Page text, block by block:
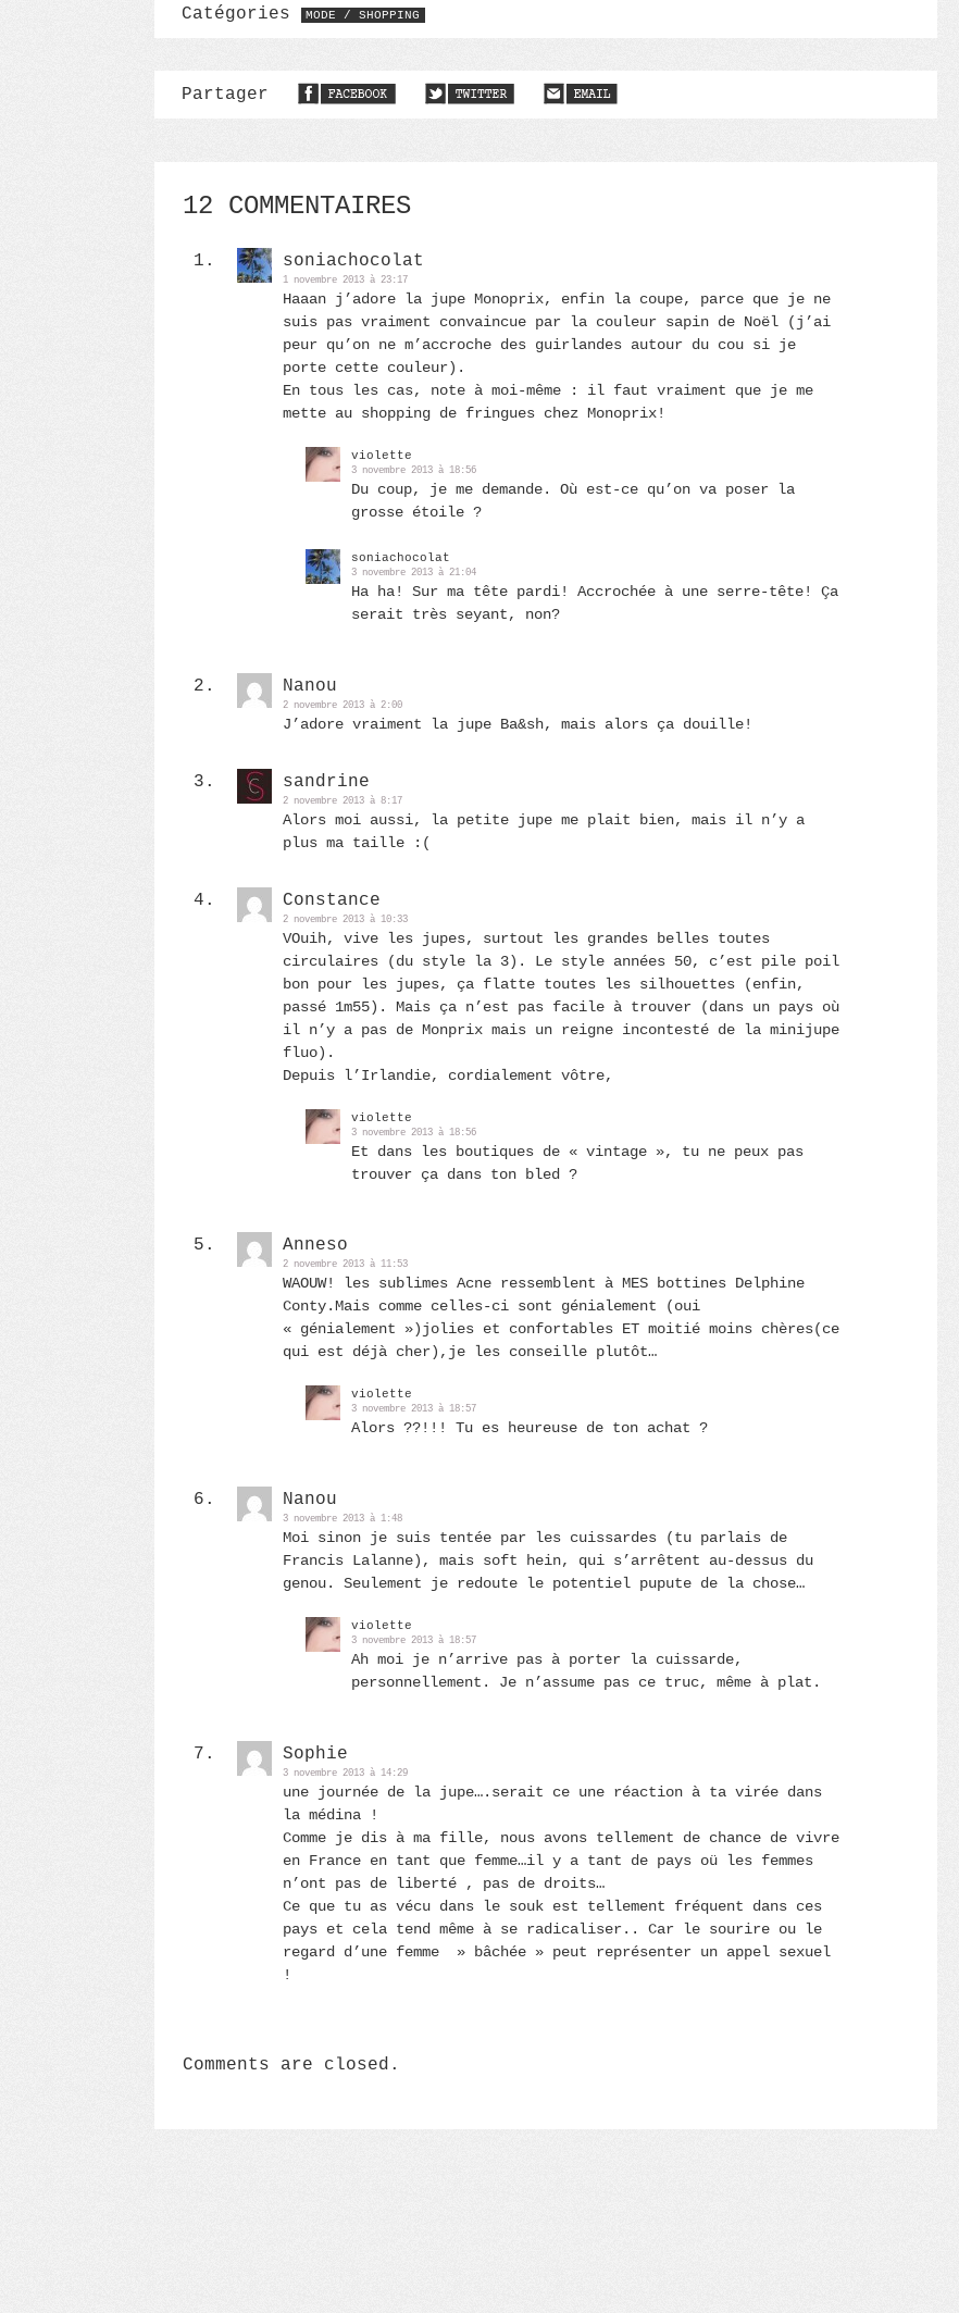
Catégories MODE / SHOPPING
Partager
12 COMMENTAIRES
soniachocolat
1 novembre 2013 à 23:17
Haaan j’adore la jupe Monoprix, enfin la coupe, parce que je ne
suis pas vraiment convaincue par la couleur sapin de Noël (j’ai
peur qu’on ne m’accroche des guirlandes autour du cou si je
porte cette couleur).
En tous les cas, note à moi-même : il faut vraiment que je me
mette au shopping de fringues chez Monoprix!
violette
3 novembre 2013 à 18:56
Du coup, je me demande. Où est-ce qu’on va poser la
grosse étoile ?
soniachocolat
3 novembre 2013 à 21:04
Ha ha! Sur ma tête pardi! Accrochée à une serre-tête! Ça
serait très seyant, non?
Nanou
2 novembre 2013 à 2:00
J’adore vraiment la jupe Ba&sh, mais alors ça douille!
sandrine
2 novembre 2013 à 8:17
Alors moi aussi, la petite jupe me plait bien, mais il n’y a
plus ma taille :(
Constance
2 novembre 2013 à 10:33
VOuih, vive les jupes, surtout les grandes belles toutes
circulaires (du style la 3). Le style années 50, c’est pile poil
bon pour les jupes, ça flatte toutes les silhouettes (enfin,
passé 1m55). Mais ça n’est pas facile à trouver (dans un pays où
il n’y a pas de Monprix mais un reigne incontesté de la minijupe
fluo).
Depuis l’Irlandie, cordialement vôtre,
violette
3 novembre 2013 à 18:56
Et dans les boutiques de « vintage », tu ne peux pas
trouver ça dans ton bled ?
Anneso
2 novembre 2013 à 11:53
WAOUW! les sublimes Acne ressemblent à MES bottines Delphine
Conty.Mais comme celles-ci sont génialement (oui
« génialement »)jolies et confortables ET moitié moins chères(ce
qui est déjà cher),je les conseille plutôt…
violette
3 novembre 2013 à 18:57
Alors ??!!! Tu es heureuse de ton achat ?
Nanou
3 novembre 2013 à 1:48
Moi sinon je suis tentée par les cuissardes (tu parlais de
Francis Lalanne), mais soft hein, qui s’arrêtent au-dessus du
genou. Seulement je redoute le potentiel pupute de la chose…
violette
3 novembre 2013 à 18:57
Ah moi je n’arrive pas à porter la cuissarde,
personnellement. Je n’assume pas ce truc, même à plat.
Sophie
3 novembre 2013 à 14:29
une journée de la jupe….serait ce une réaction à ta virée dans
la médina !
Comme je dis à ma fille, nous avons tellement de chance de vivre
en France en tant que femme…il y a tant de pays oü les femmes
n’ont pas de liberté , pas de droits…
Ce que tu as vécu dans le souk est tellement fréquent dans ces
pays et cela tend même à se radicaliser.. Car le sourire ou le
regard d’une femme » bâchée » peut représenter un appel sexuel
!
Comments are closed.